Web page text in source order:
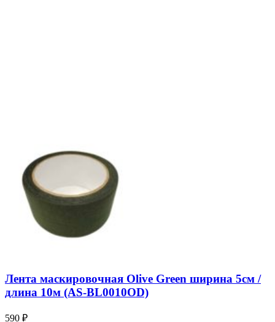
Лента маскировочная Olive Green ширина 5см /
длина 10м (AS-BL0010OD)
590 ₽